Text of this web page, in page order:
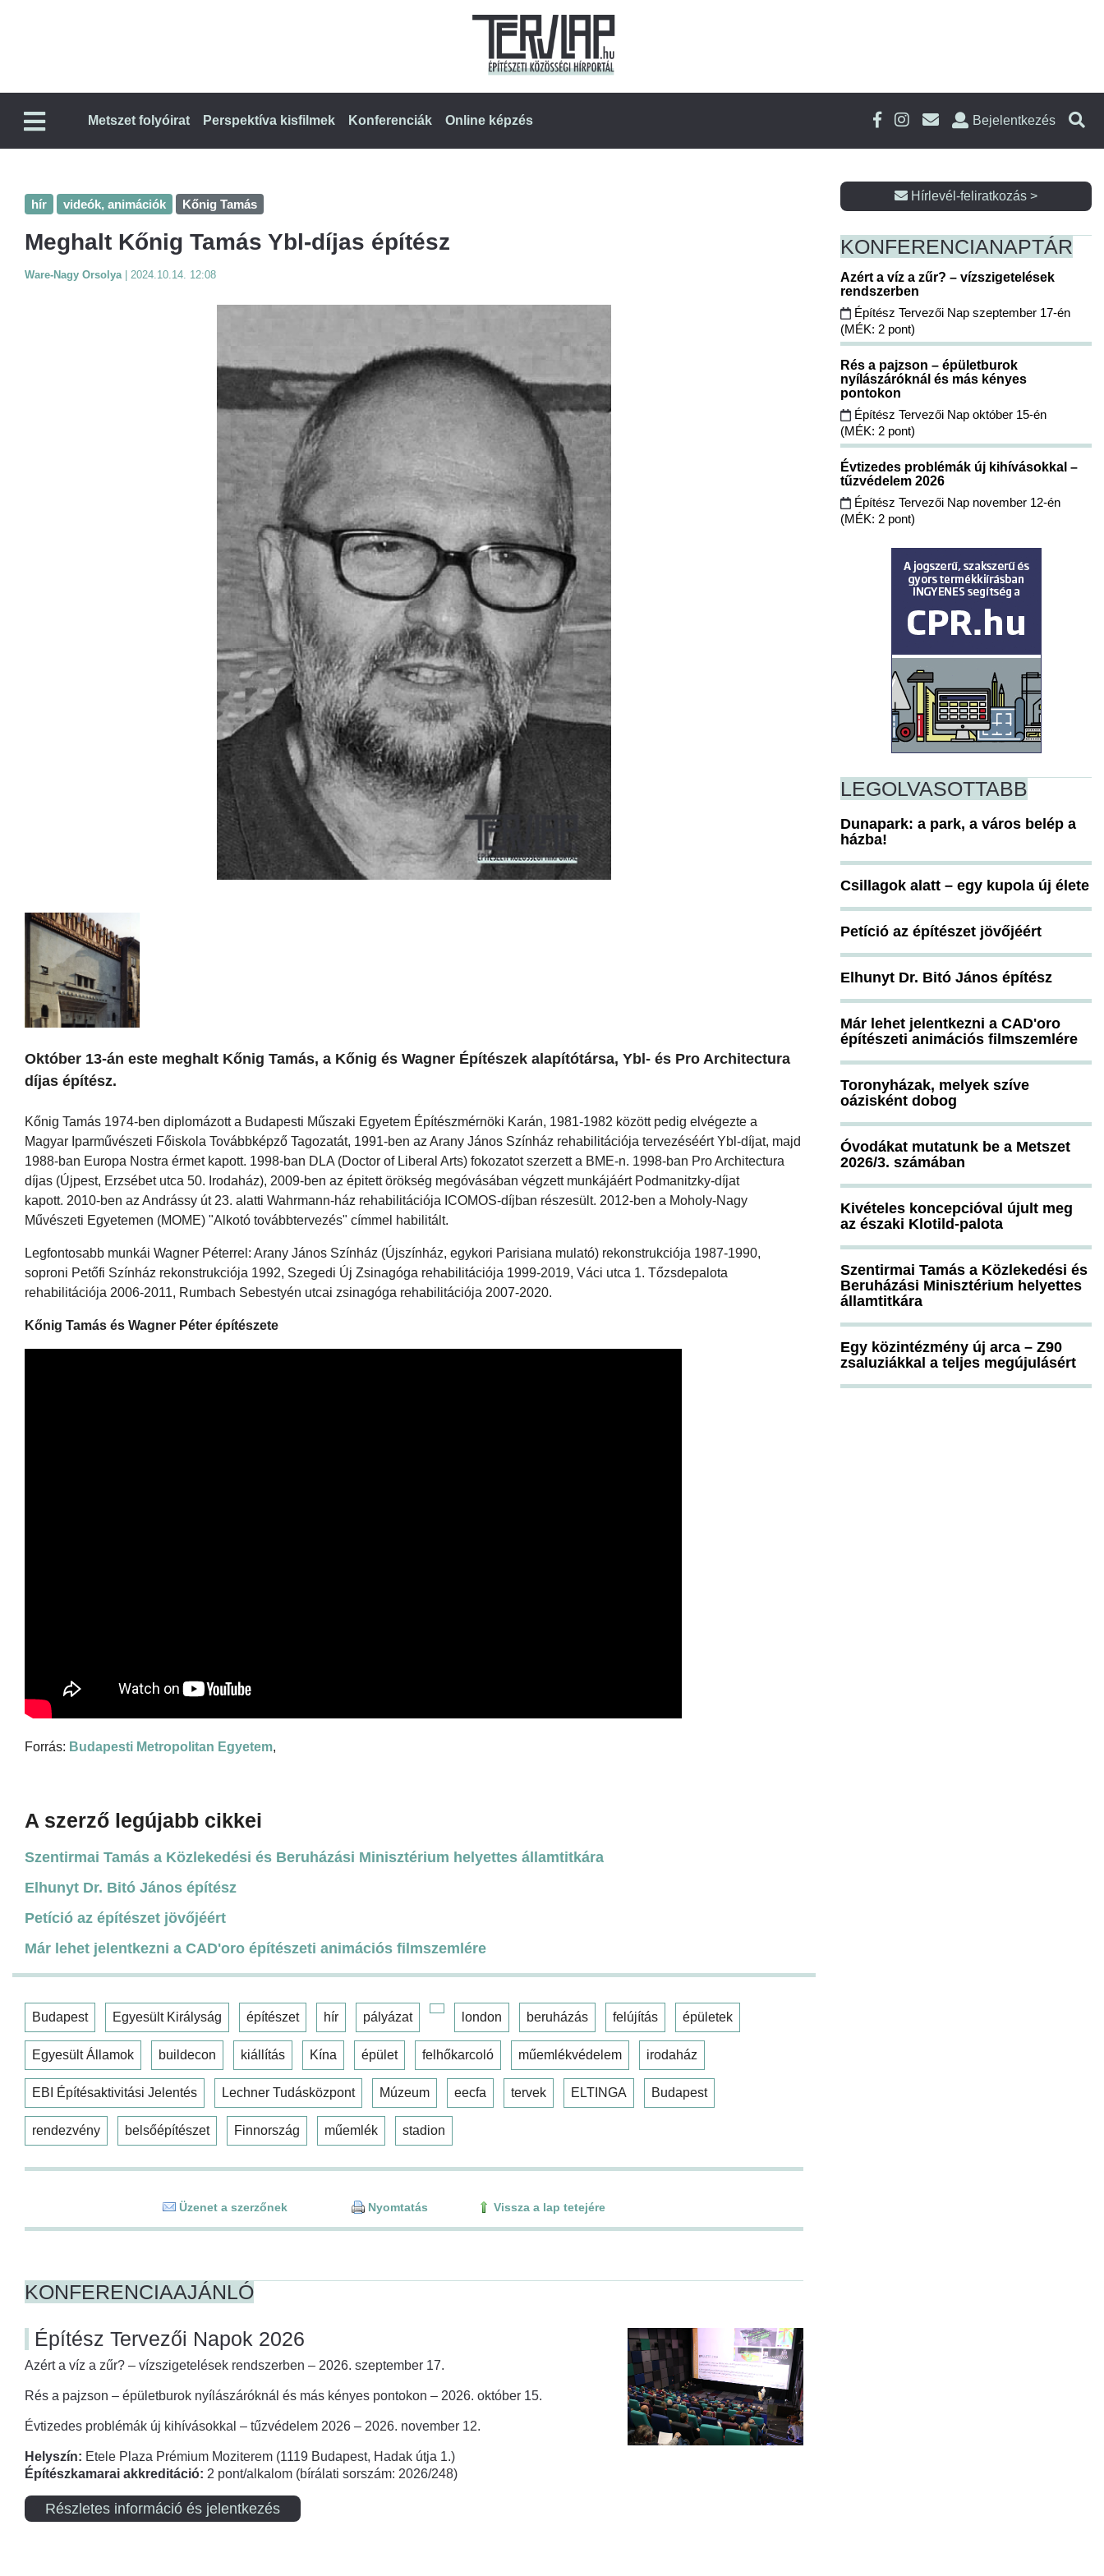
Metszet folyóirat Perspektíva kisfilmek Konferenciák Online képzés Bejelentkezés
hír videók, animációk Kőnig Tamás
Meghalt Kőnig Tamás Ybl-díjas építész
Ware-Nagy Orsolya 2024.10.14. 12:08
Október 13-án este meghalt Kőnig Tamás, a Kőnig és Wagner Építészek alapítótársa, Ybl- és Pro Architectura
díjas építész.
Kőnig Tamás 1974-ben diplomázott a Budapesti Műszaki Egyetem Építészmérnöki Karán, 1981-1982 között pedig elvégezte a
Magyar Iparművészeti Főiskola Továbbképző Tagozatát, 1991-ben az Arany János Színház rehabilitációja tervezéséért Ybl-díjat, majd
1988-ban Europa Nostra érmet kapott. 1998-ban DLA (Doctor of Liberal Arts) fokozatot szerzett a BME-n. 1998-ban Pro Architectura
díjas (Újpest, Erzsébet utca 50. Irodaház), 2009-ben az épitett örökség megóvásában végzett munkájáért Podmanitzky-díjat
kapott. 2010-ben az Andrássy út 23. alatti Wahrmann-ház rehabilitációja ICOMOS-díjban részesült. 2012-ben a Moholy-Nagy
Művészeti Egyetemen (MOME) "Alkotó továbbtervezés" címmel habilitált.
Legfontosabb munkái Wagner Péterrel: Arany János Színház (Újszínház, egykori Parisiana mulató) rekonstrukciója 1987-1990,
soproni Petőfi Színház rekonstrukciója 1992, Szegedi Új Zsinagóga rehabilitációja 1999-2019, Váci utca 1. Tőzsdepalota
rehabilitációja 2006-2011, Rumbach Sebestyén utcai zsinagóga rehabilitációja 2007-2020.
Kőnig Tamás és Wagner Péter építészete
Forrás: Budapesti Metropolitan Egyetem,
A szerző legújabb cikkei
Szentirmai Tamás a Közlekedési és Beruházási Minisztérium helyettes államtitkára
Elhunyt Dr. Bitó János építész
Petíció az építészet jövőjéért
Már lehet jelentkezni a CAD'oro építészeti animációs filmszemlére
Budapest Egyesült Királyság építészet hír pályázat london beruházás felújítás épületek
Egyesült Államok buildecon kiállítás Kína épület felhőkarcoló műemlékvédelem irodaház
EBI Építésaktivitási Jelentés Lechner Tudásközpont Múzeum eecfa tervek ELTINGA Budapest
rendezvény belsőépítészet Finnország műemlék stadion
Üzenet a szerzőnek Nyomtatás Vissza a lap tetejére
KONFERENCIAAJÁNLÓ
Építész Tervezői Napok 2026
Azért a víz a zűr? – vízszigetelések rendszerben – 2026. szeptember 17.
Rés a pajzson – épületburok nyílászáróknál és más kényes pontokon – 2026. október 15.
Évtizedes problémák új kihívásokkal – tűzvédelem 2026 – 2026. november 12.
Helyszín: Etele Plaza Prémium Moziterem (1119 Budapest, Hadak útja 1.)
Építészkamarai akkreditáció: 2 pont/alkalom (bírálati sorszám: 2026/248)
Részletes információ és jelentkezés
Hírlevél-feliratkozás >
KONFERENCIANAPTÁR
Azért a víz a zűr? – vízszigetelések
rendszerben
Építész Tervezői Nap szeptember 17-én
(MÉK: 2 pont)
Rés a pajzson – épületburok
nyílászáróknál és más kényes
pontokon
Építész Tervezői Nap október 15-én
(MÉK: 2 pont)
Évtizedes problémák új kihívásokkal –
tűzvédelem 2026
Építész Tervezői Nap november 12-én
(MÉK: 2 pont)
LEGOLVASOTTABB
Dunapark: a park, a város belép a
házba!
Csillagok alatt – egy kupola új élete
Petíció az építészet jövőjéért
Elhunyt Dr. Bitó János építész
Már lehet jelentkezni a CAD'oro
építészeti animációs filmszemlére
Toronyházak, melyek szíve
oázisként dobog
Óvodákat mutatunk be a Metszet
2026/3. számában
Kivételes koncepcióval újult meg
az északi Klotild-palota
Szentirmai Tamás a Közlekedési és
Beruházási Minisztérium helyettes
államtitkára
Egy közintézmény új arca – Z90
zsaluziákkal a teljes megújulásért